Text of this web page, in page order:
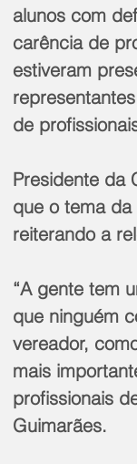
alunos com
carência de
estiveram
de
Presidente da
que o tema
reiterando a
“A gente tem
que ninguém
vereador,
mais
profissionais
Guimarães.